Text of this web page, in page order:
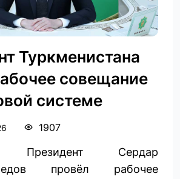
Туркменистана
совещание
системе
1907
Президент Сердар
провёл рабочее